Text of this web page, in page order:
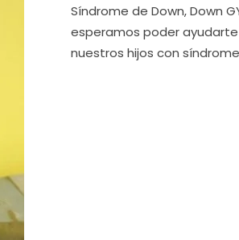
Síndrome de Down, Down
esperamos poder
nuestros hijos con